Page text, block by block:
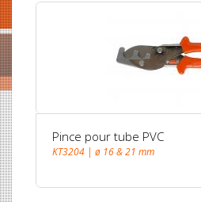
Pince pour tube PVC
KT3204 | ø 16 & 21 mm